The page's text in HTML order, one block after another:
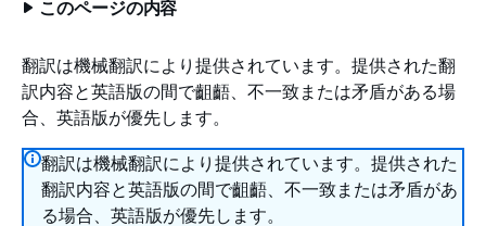
このページの内容
翻訳は機械翻訳により提供されています。提供された翻
訳内容と英語版の間で齟齬、不一致または矛盾がある場
合、英語版が優先します。
翻訳は機械翻訳により提供されています。提供された
翻訳内容と英語版の間で齟齬、不一致または矛盾があ
る場合、英語版が優先します。